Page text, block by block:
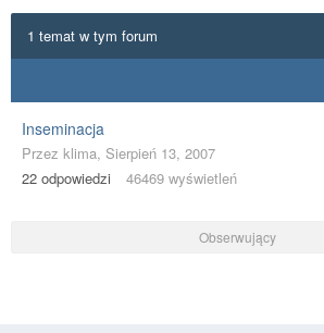
1 temat w tym forum
Inseminacja
Przez klima, Sierpień 13, 2007
22 odpowiedzi 46469 wyświetleń
Obserwujący